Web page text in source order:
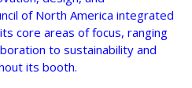
of North America integrated
core areas of focus, ranging
to sustainability and
its booth.